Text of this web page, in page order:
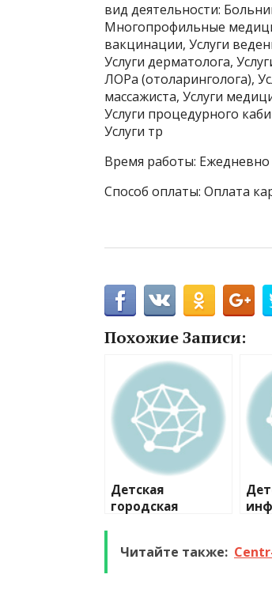
вид деятельности:
Многопрофильные
вакцинации, Услуги
Услуги дерматолога,
ЛОРа (отоларинголога),
массажиста, Услуги
Услуги процедурного
Услуги тр
Время работы: Ежедневно
Способ оплаты: Оплата
Похожие Записи:
Детская
городская
ортопедическое
Читайте также: